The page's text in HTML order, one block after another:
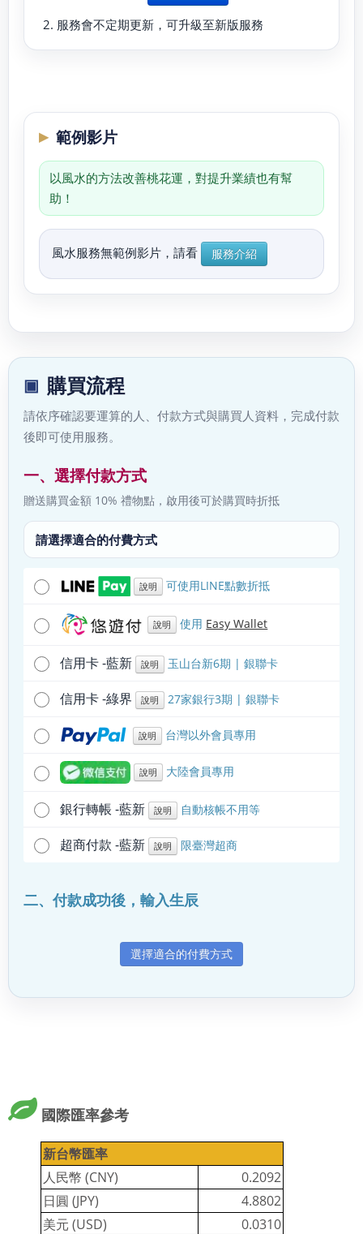
服務會不定期更新，可升級至新版服務
範例影片
以風水的方法改善桃花運，對提升業績也有幫
助！
風水服務無範例影片，請看 服務介紹
購買流程
請依序確認要運算的人、付款方式與購買人資料，完成付款
後即可使用服務。
一、選擇付款方式
贈送購買金額 10% 禮物點，啟用後可於購買時折抵
請選擇適合的付費方式
說明 可使用LINE點數折抵
說明 使用 Easy Wallet
信用卡 -藍新 說明 玉山台新6期 | 銀聯卡
信用卡 -綠界 說明 27家銀行3期 | 銀聯卡
說明 台灣以外會員專用
說明 大陸會員專用
銀行轉帳 -藍新 說明 自動核帳不用等
超商付款 -藍新 說明 限臺灣超商
二、付款成功後，輸入生辰
選擇適合的付費方式
國際匯率參考
新台幣匯率
人民幣 (CNY)
0.2092
日圓 (JPY)
4.8802
美元 (USD)
0.0310